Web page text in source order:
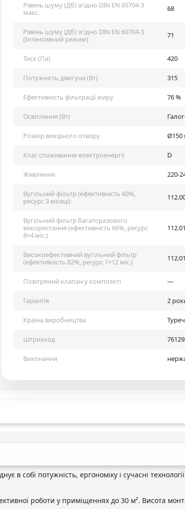
Рівень шуму (Дб) згідно DIN EN 60704-3
макс.
68
Рівень шуму (Дб) згідно DIN EN 60704-3
(Інтенсивний режим)
71
Тиск (Па) 420
Потужність двигуна (Вт) 315
Ефективність фільтрації жиру 76 %
Освітлення (Вт)
Розмір вихідного отвору Ø150
Клас споживання електроенергії D
Живлення 220-
Вугільний фільтр (ефективність 60%,
ресурс 3 місяці)
Вугільний фільтр багаторазового
використання (ефективність 66%, ресурс
8×4 міс.)
Високоефективний вугільний фільтр
(ефективність 82%, ресурс 1×12 міс.)
Повітряний клапан у комплекті —
Гарантія 2
Країна виробництва
Штрихкод
Виконання
в собі потужність, ергономіку і сучасні
роботи у приміщеннях до 30 м². Висота